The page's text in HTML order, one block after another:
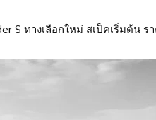
S ทางเลือกใหม่ สเป็คเริ่มต้น ร